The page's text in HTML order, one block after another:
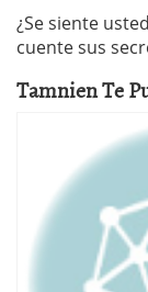
¿Se siente
cuente sus
Tamnien Te